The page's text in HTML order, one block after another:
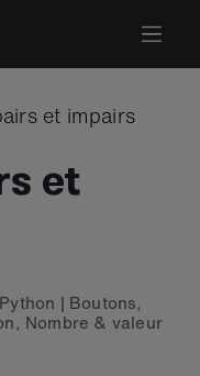
et impairs
et
Python | Boutons,
, Nombre & valeur